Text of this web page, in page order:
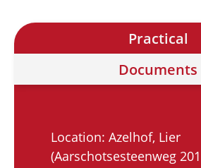
Practical
Documents
Location: Azelhof, Lier
(Aarschotsesteenweg